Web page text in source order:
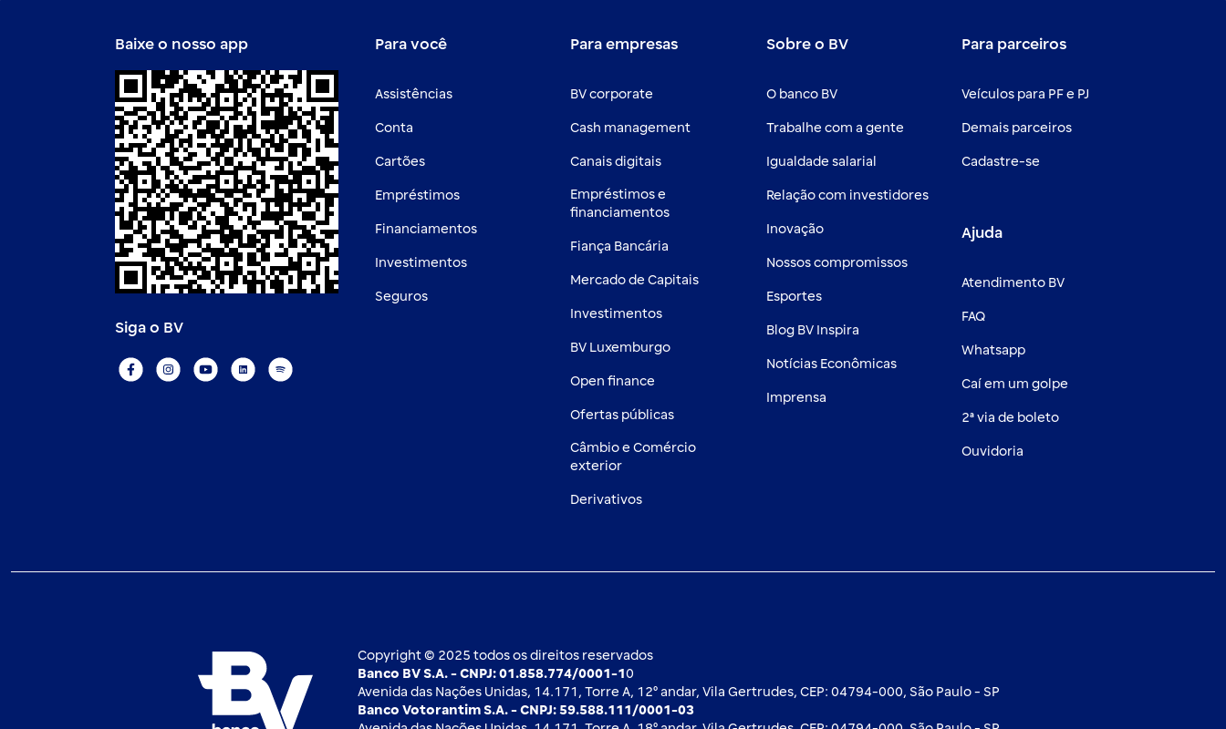
Baixe o nosso app
Siga o BV
Para você
Assistências
Conta
Cartões
Empréstimos
Financiamentos
Investimentos
Seguros
Para empresas
BV corporate
Cash management
Canais digitais
Empréstimos e
financiamentos
Fiança Bancária
Mercado de Capitais
Investimentos
BV Luxemburgo
Open finance
Ofertas públicas
Câmbio e Comércio
exterior
Derivativos
Sobre o BV
O banco BV
Trabalhe com a gente
Igualdade salarial
Relação com investidores
Inovação
Nossos compromissos
Esportes
Blog BV Inspira
Notícias Econômicas
Imprensa
Para parceiros
Veículos para PF e PJ
Demais parceiros
Cadastre-se
Ajuda
Atendimento BV
FAQ
Whatsapp
Caí em um golpe
2ª via de boleto
Ouvidoria
Copyright © 2025 todos os direitos reservados
Banco BV S.A. - CNPJ: 01.858.774/0001-1 0
Avenida das Nações Unidas, 14.171, Torre A, 12⁰ andar, Vila Gertrudes, CEP: 04794-000, São Paulo - SP
Banco Votorantim S.A. - CNPJ: 59.588.111/0001-03